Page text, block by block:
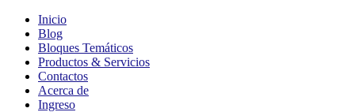
Inicio
Blog
Bloques Temáticos
Productos & Servicios
Contactos
Acerca de
Ingreso